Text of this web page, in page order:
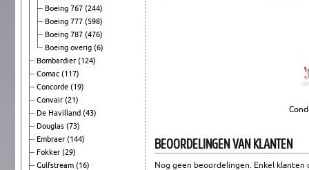
Boeing 767 (244)
Boeing 777 (598)
Boeing 787 (476)
Boeing overig (6)
Bombardier (124)
Comac (117)
Concorde (19)
Convair (21)
De Havilland (43)
Douglas (73)
Embraer (144)
Fokker (29)
Gulfstream (16)
BEOORDELINGEN VAN KLANTEN
Nog geen beoordelingen. Enkel